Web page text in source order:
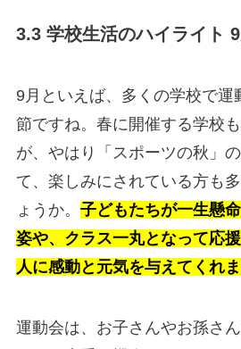
3.3 学校生活のハイライト
9月といえば、多くの学校で運
節ですね。春に開催する学校
が、やはり「スポーツの秋」
て、楽しみにされている方も
ょうか。 子どもたちが一生懸
姿や、クラス一丸となって応
人に感動と元気を与えてくれ
運動会は、お子さんやお孫さ